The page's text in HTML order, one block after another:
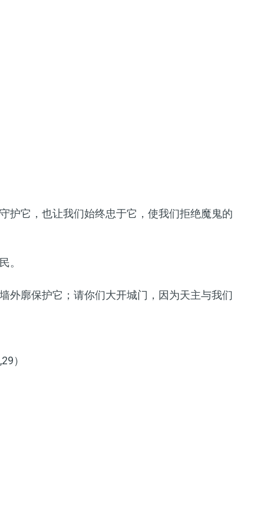
护它，也让我们始终忠于它，使我们拒绝魔鬼的
。
外廓保护它；请你们大开城门，因为天主与我们
）